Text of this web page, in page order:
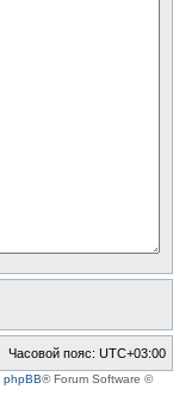
Часовой пояс: UTC+03:00
phpBB® Forum Software ©